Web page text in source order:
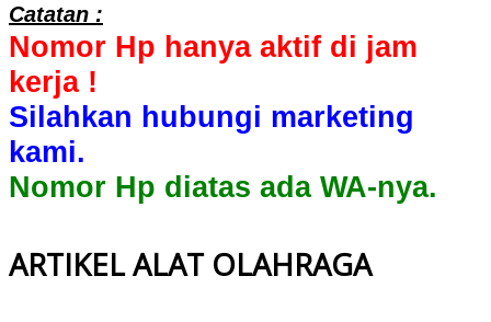
Catatan :
Nomor Hp hanya aktif di jam
kerja !
Silahkan hubungi marketing
kami.
Nomor Hp diatas ada WA-nya.
ARTIKEL ALAT OLAHRAGA